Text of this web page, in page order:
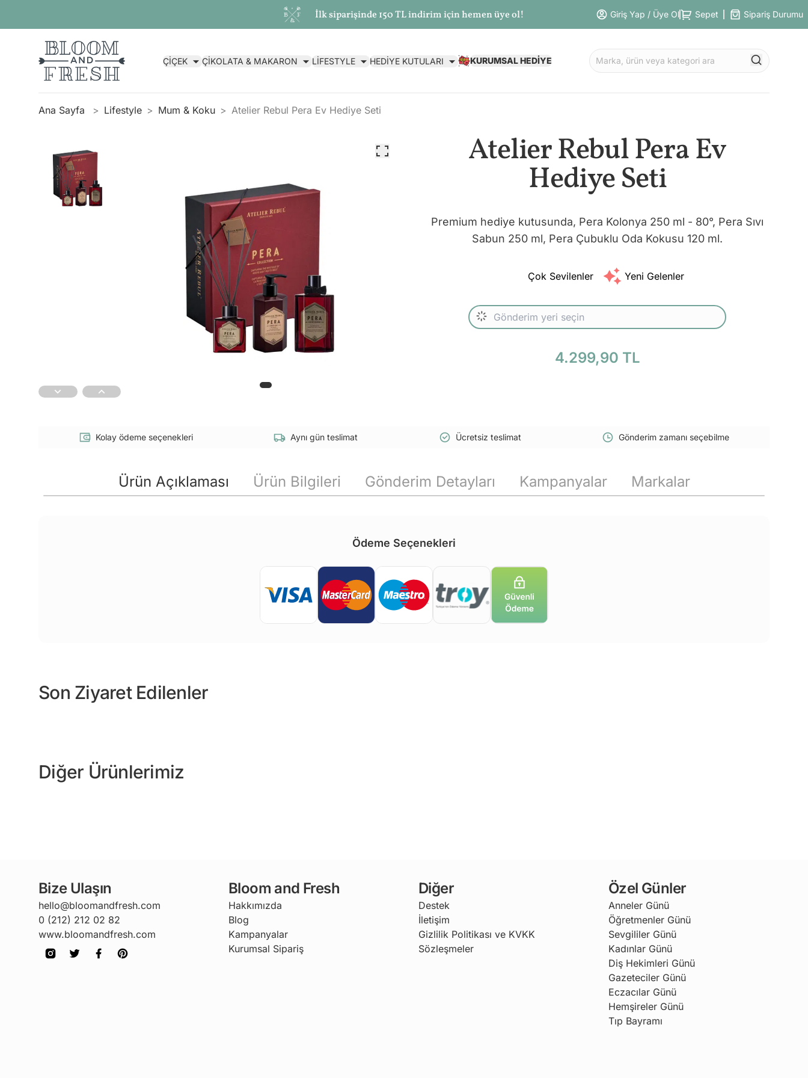
İlk siparişinde 150 TL indirim için hemen üye ol! Giriş Yap / Üye Ol Sepet Sipariş Durumu
ÇİÇEK ÇİKOLATA & MAKARON LİFESTYLE HEDİYE KUTULARI KURUMSAL HEDİYE
Ana Sayfa Lifestyle Mum & Koku Atelier Rebul Pera Ev Hediye Seti
Atelier Rebul Pera Ev
Hediye Seti
Premium hediye kutusunda, Pera Kolonya 250 ml - 80°, Pera Sıvı
Sabun 250 ml, Pera Çubuklu Oda Kokusu 120 ml.
Çok Sevilenler Yeni Gelenler
4.299,90 TL
Kolay ödeme seçenekleri Aynı gün teslimat Ücretsiz teslimat Gönderim zamanı seçebilme
Ürün Açıklaması Ürün Bilgileri Gönderim Detayları Kampanyalar Markalar
Ödeme Seçenekleri
Son Ziyaret Edilenler
Diğer Ürünlerimiz
Bize Ulaşın
hello@bloomandfresh.com
0 (212) 212 02 82
www.bloomandfresh.com
Bloom and Fresh
Hakkımızda
Blog
Kampanyalar
Kurumsal Sipariş
Diğer
Destek
İletişim
Gizlilik Politikası ve KVKK
Sözleşmeler
Özel Günler
Anneler Günü
Öğretmenler Günü
Sevgililer Günü
Kadınlar Günü
Diş Hekimleri Günü
Gazeteciler Günü
Eczacılar Günü
Hemşireler Günü
Tıp Bayramı